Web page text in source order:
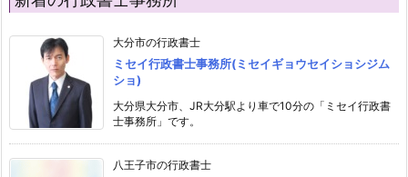
大分市の行政書士
ミセイ行政書士事務所(ミセイギョウセイショシジム
ショ)
大分県大分市、JR大分駅より車で10分の「ミセイ行政書
士事務所」です。
八王子市の行政書士